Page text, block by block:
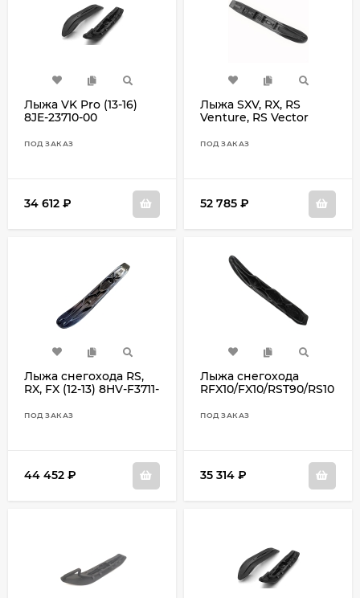
Лыжа VK Pro (13-16)
8JE-23710-00
ПОД ЗАКАЗ
34 612 ₽
Лыжа SXV, RX, RS
Venture, RS Vector
ПОД ЗАКАЗ
52 785 ₽
Лыжа cнегохода RS,
RX, FX (12-13) 8HV-F3711-
ПОД ЗАКАЗ
44 452 ₽
Лыжа снегохода
RFX10/FX10/RST90/RS10
ПОД ЗАКАЗ
35 314 ₽